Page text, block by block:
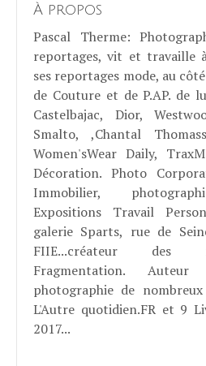
À propos
Pascal Therme:
reportages, vit et travaille
ses reportages mode, au
de Couture et de P.AP. de
Castelbajac, Dior,
Smalto, ,Chantal
Women'sWear Daily,
Décoration. Photo
Immobilier,
Expositions Travail
galerie Sparts, rue de
FIIE...créateur des
Fragmentation.
photographie de
L'Autre quotidien.FR et 9
2017...